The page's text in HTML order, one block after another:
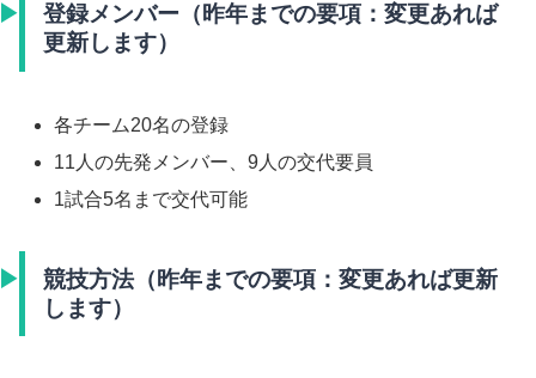
登録メンバー（昨年までの要項：変更あれば
更新します）
各チーム20名の登録
11人の先発メンバー、9人の交代要員
1試合5名まで交代可能
競技方法（昨年までの要項：変更あれば更新
します）